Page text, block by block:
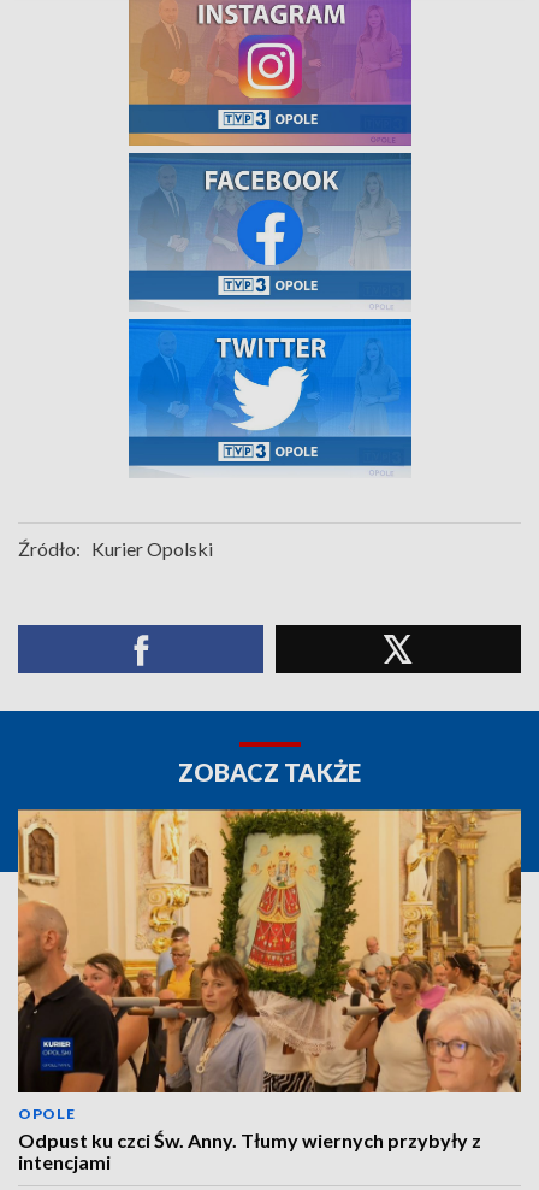
Źródło: Kurier Opolski
ZOBACZ TAKŻE
OPOLE
Odpust ku czci Św. Anny. Tłumy wiernych przybyły z
intencjami